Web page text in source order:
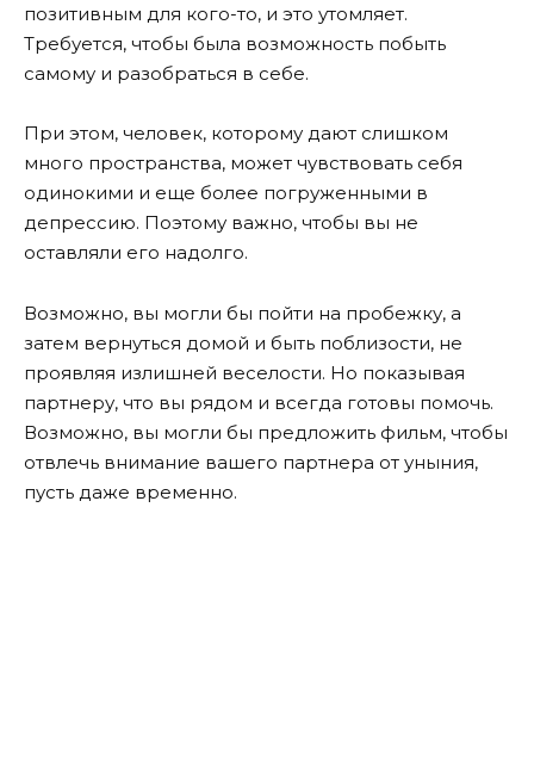
позитивным для кого-то, и это утомляет.
Требуется, чтобы была возможность побыть
самому и разобраться в себе.
При этом, человек, которому дают слишком
много пространства, может чувствовать себя
одинокими и еще более погруженными в
депрессию. Поэтому важно, чтобы вы не
оставляли его надолго.
Возможно, вы могли бы пойти на пробежку, а
затем вернуться домой и быть поблизости, не
проявляя излишней веселости. Но показывая
партнеру, что вы рядом и всегда готовы помочь.
Возможно, вы могли бы предложить фильм, чтобы
отвлечь внимание вашего партнера от уныния,
пусть даже временно.